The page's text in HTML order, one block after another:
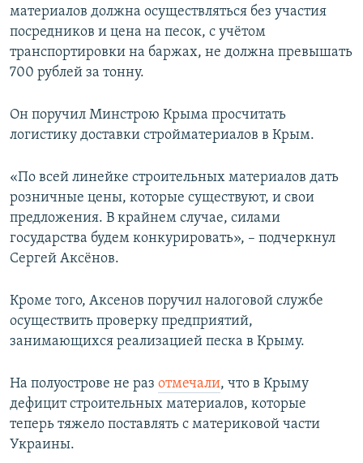
материалов должна осуществляться без участия
посредников и цена на песок, с учётом
транспортировки на баржах, не должна превышать
700 рублей за тонну.
Он поручил Минстрою Крыма просчитать
логистику доставки стройматериалов в Крым.
«По всей линейке строительных материалов дать
розничные цены, которые существуют, и свои
предложения. В крайнем случае, силами
государства будем конкурировать», – подчеркнул
Сергей Аксёнов.
Кроме того, Аксенов поручил налоговой службе
осуществить проверку предприятий,
занимающихся реализацией песка в Крыму.
На полуострове не раз отмечали, что в Крыму
дефицит строительных материалов, которые
теперь тяжело поставлять с материковой части
Украины.